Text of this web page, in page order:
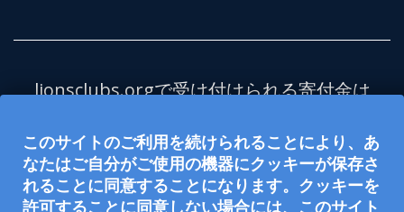
このサイトのご利用を続けられることにより、あ
なたはご自分がご使用の機器にクッキーが保存さ
れることに同意することになります。クッキーを
許可することに同意しない場合には、このサイト
lionsclubs.orgで受け付けられる寄付金は
を支援します。LCIFは米国の内国歳入法
501(c)(3)項に定める非課税の慈善団体で
す。ライオンズクラブ国際協会（LCI）